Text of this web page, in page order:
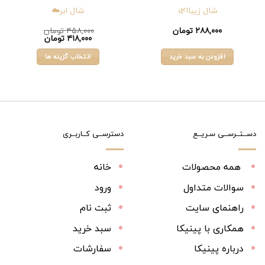
شوند
شال زیباا🌿
۲۸۸,۰۰۰ تومان
افزودن به سبد خرید
شال ابر☁️
۴۵۸,۰۰۰تومان
قیمت
اصلی:
۴۵۸,۰۰۰ تومان
بود.
۴۱۸,۰۰۰ تومانقیمت
فعلی:
۴۱۸,۰۰۰ تومان.انتخاب گزینه ها
می
دســتــرســی سـریــع
همه محصولات
سوالات متداول
راهنمای سایت
همکاری با پینیکا
درباره پینیکا
دسترســی کــاربــری
خانه
ورود
ثبت نام
سبد خرید
سفارشات